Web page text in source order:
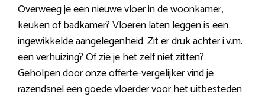
Overweeg je een nieuwe vloer in de woonkamer,
keuken of badkamer? Vloeren laten leggen is een
ingewikkelde aangelegenheid. Zit er druk achter i.v.m.
een verhuizing? Of zie je het zelf niet zitten?
Geholpen door onze offerte-vergelijker vind je
razendsnel een goede vloerder voor het uitbesteden